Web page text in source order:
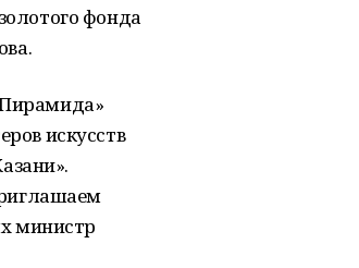
фонда
искусств
министр